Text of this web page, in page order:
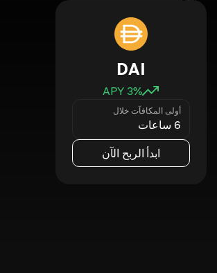
DAI
3% APY
أولى المكافآت خلال
6 ساعات
ابدأ الربح الآن